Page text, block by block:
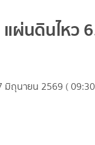
แผ่นดินไหว
มิถุนายน 2569 (